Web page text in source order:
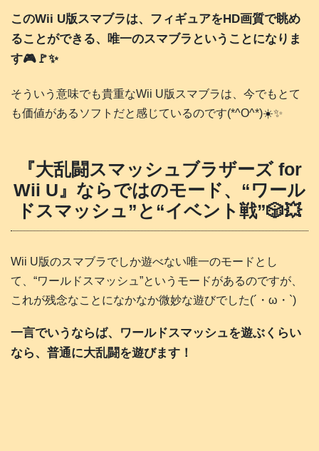
このWii U版スマブラは、フィギュアをHD画質で眺め
ることができる、唯一のスマブラということになりま
す🎮️🚩✨
そういう意味でも貴重なWii U版スマブラは、今でもとて
も価値があるソフトだと感じているのです(*^O^*)☀️✨
『大乱闘スマッシュブラザーズ for
Wii U』ならではのモード、“ワール
ドスマッシュ”と“イベント戦”🎲💥
Wii U版のスマブラでしか遊べない唯一のモードとし
て、“ワールドスマッシュ”というモードがあるのですが、
これが残念なことになかなか微妙な遊びでした(´・ω・`)
一言でいうならば、ワールドスマッシュを遊ぶくらい
なら、普通に大乱闘を遊びます！